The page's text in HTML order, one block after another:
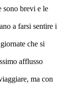
sono brevi e le
a farsi sentire i
che si
afflusso
ma con